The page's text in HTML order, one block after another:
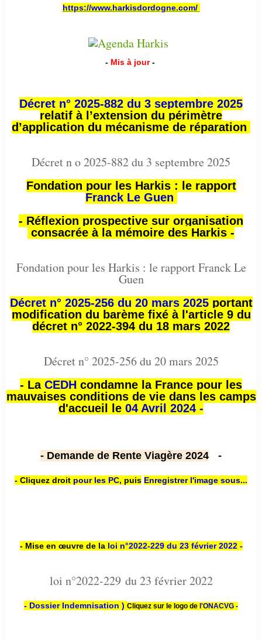
https://www.harkisdordogne.com/
- Mis à jour -
Décret n° 2025-882 du 3 septembre 2025
relatif à l’extension du périmètre
d’application du mécanisme de réparation
Décret n o 2025-882 du 3 septembre 2025
Fondation pour les Harkis : le rapport
Franck Le Guen
- Réflexion prospective sur organisation
consacrée à la mémoire des Harkis -
Fondation pour les Harkis : le rapport Franck Le
Guen
Décret n° 2025-256 du 20 mars 2025portant
modification du barème fixé à l'article 9 du
décret n° 2022-394 du 18 mars 2022
Décret n° 2025-256 du 20 mars 2025
- La CEDH condamne la France pour les
mauvaises conditions de vie dans les camps
d'accueil le 04 Avril 2024 -
- Demande de Rente Viagère 2024 -
- Cliquez droit pour les PC, puis Enregistrer l'image sous...
- Mise en œuvre de la loi n°2022-229 du 23 février 2022 -
loi n°2022-229 du 23 février 2022
- Dossier Indemnisation ) Cliquez sur le logo de l'ONACVG -